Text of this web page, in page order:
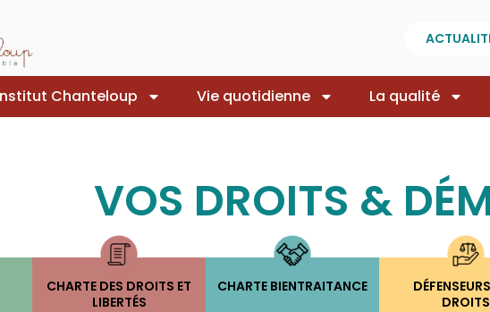
Chanteloup Vie quotidienne La qualité
VOS DROITS &
CHARTE DES DROITS ET
LIBERTÉS
CHARTE BIENTRAITANCE
DROITS